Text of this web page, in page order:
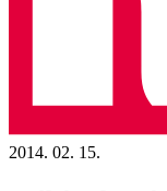
2014. 02. 15.